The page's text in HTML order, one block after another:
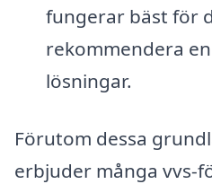
fungerar bäst för
rekommendera
lösningar.
Förutom dessa
erbjuder många vvs-